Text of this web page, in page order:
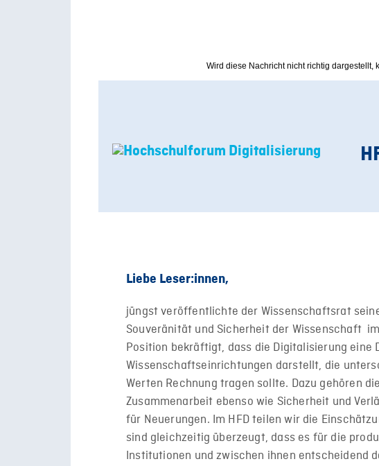
Wird diese Nachricht nicht richtig dargestellt,
Liebe Leser:innen,
jüngst veröffentlichte der Wissenschaftsrat
Souveränität und Sicherheit der Wissenschaft
Position bekräftigt, dass die Digitalisierung eine
Wissenschaftseinrichtungen darstellt, die
Werten Rechnung tragen sollte. Dazu gehören
Zusammenarbeit ebenso wie Sicherheit und
für Neuerungen. Im HFD teilen wir die
sind gleichzeitig überzeugt, dass es für die
Institutionen und zwischen ihnen entscheidend